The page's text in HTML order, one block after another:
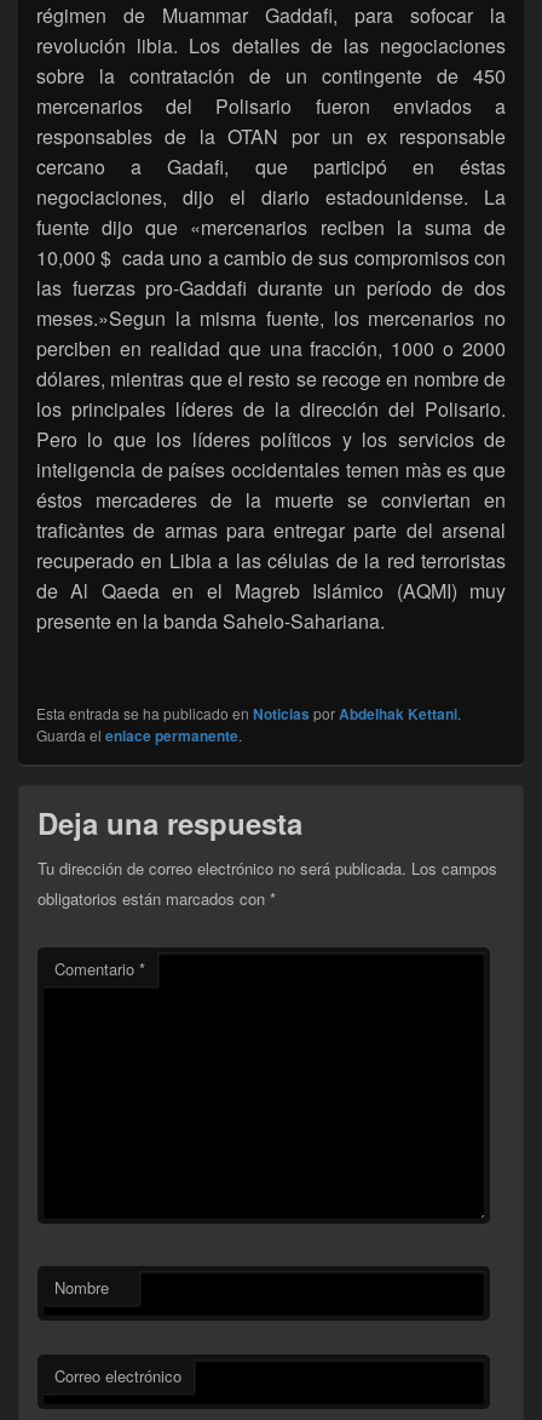
régimen de Muammar Gaddafi, para sofocar la
revolución libia. Los detalles de las negociaciones
sobre la contratación de un contingente de 450
mercenarios del Polisario fueron enviados a
responsables de la OTAN por un ex responsable
cercano a Gadafi, que participó en éstas
negociaciones, dijo el diario estadounidense. La
fuente dijo que «mercenarios reciben la suma de
10,000 $ cada uno a cambio de sus compromisos con
las fuerzas pro-Gaddafi durante un período de dos
meses.»Segun la misma fuente, los mercenarios no
perciben en realidad que una fracción, 1000 o 2000
dólares, mientras que el resto se recoge en nombre de
los principales líderes de la dirección del Polisario.
Pero lo que los líderes políticos y los servicios de
inteligencia de países occidentales temen màs es que
éstos mercaderes de la muerte se conviertan en
traficàntes de armas para entregar parte del arsenal
recuperado en Libia a las células de la red terroristas
de Al Qaeda en el Magreb Islámico (AQMI) muy
presente en la banda Sahelo-Sahariana.
Esta entrada se ha publicado en Noticias porAbdelhak Kettani.
Guarda el enlace permanente.
Deja una respuesta
Tu dirección de correo electrónico no será publicada. Los campos
obligatorios están marcados con *
Comentario *
Nombre
Correo electrónico